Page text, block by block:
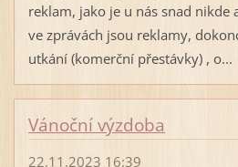
reklam, jako je u nás snad nikde
ve zprávách jsou reklamy,
utkání (komerční přestávky) , o...
Vánoční výzdoba
22.11.2023 16:39